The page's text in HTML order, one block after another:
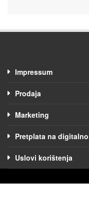
Impressum
Prodaja
Marketing
Pretplata na
Uslovi korištenja